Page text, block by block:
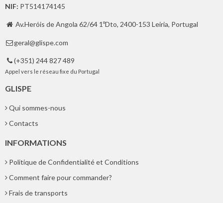
NIF: PT514174145
 Av.Heróis de Angola 62/64 1ºDto, 2400-153 Leiria, Portugal
 geral@glispe.com
 (+351) 244 827 489
Appel vers le réseau fixe du Portugal
GLISPE
Qui sommes-nous
Contacts
INFORMATIONS
Politique de Confidentialité et Conditions
Comment faire pour commander?
Frais de transports